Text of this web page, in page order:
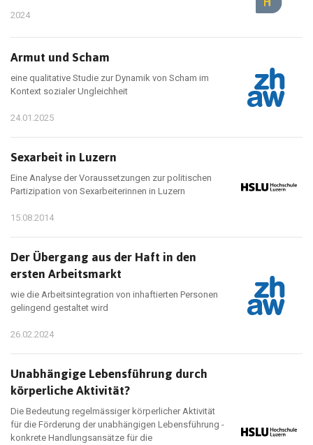
2024
Armut und Scham
eine qualitative Studie zur Dynamik von Scham im
Kontext sozialer Ungleichheit
24.01.2025
Sexarbeit in Luzern
Eine Analyse der Voraussetzungen zur politischen
Partizipation von Sexarbeiterinnen in Luzern
15.08.2014
Der Übergang aus der Haft in den
ersten Arbeitsmarkt
wie die Arbeitsintegration von inhaftierten Personen
gelingend gestaltet wird
26.02.2024
Unabhängige Lebensführung durch
körperliche Aktivität?
Die Bedeutung regelmässiger körperlicher Aktivität
für die Förderung der unabhängigen Lebensführung -
konkrete Handlungsansätze für die